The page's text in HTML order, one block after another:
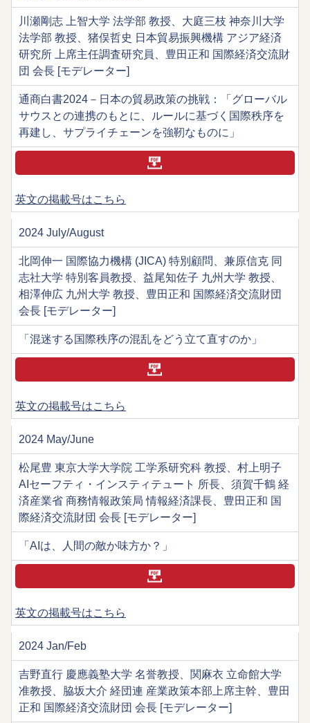
川瀬剛志 上智大学 法学部 教授、大庭三枝 神奈川大学
法学部 教授、猪俣哲史 日本貿易振興機構 アジア経済
研究所 上席主任調査研究員、豊田正和 国際経済交流財
団 会長 [モデレーター]
通商白書2024－日本の貿易政策の挑戦：「グローバル
サウスとの連携のもとに、ルールに基づく国際秩序を
再建し、サプライチェーンを強靭なものに」
英文の掲載号はこちら
2024 July/August
北岡伸一 国際協力機構 (JICA) 特別顧問、兼原信克 同
志社大学 特別客員教授、益尾知佐子 九州大学 教授、
相澤伸広 九州大学 教授、豊田正和 国際経済交流財団
会長 [モデレーター]
「混迷する国際秩序の混乱をどう立て直すのか」
英文の掲載号はこちら
2024 May/June
松尾豊 東京大学大学院 工学系研究科 教授、村上明子
AIセーフティ・インスティテュート 所長、須賀千鶴 経
済産業省 商務情報政策局 情報経済課長、豊田正和 国
際経済交流財団 会長 [モデレーター]
「AIは、人間の敵か味方か？」
英文の掲載号はこちら
2024 Jan/Feb
吉野直行 慶應義塾大学 名誉教授、関麻衣 立命館大学
准教授、脇坂大介 経団連 産業政策本部上席主幹、豊田
正和 国際経済交流財団 会長 [モデレーター]